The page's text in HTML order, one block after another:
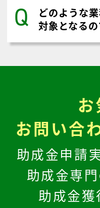
Q
どのような
対象となる
お問い合
助成金申請
助成金専
助成金獲